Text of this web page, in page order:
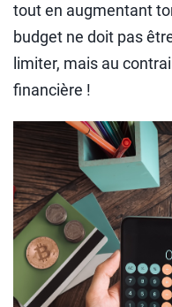
tout en augmentant
budget ne doit pas
limiter, mais au
financière !